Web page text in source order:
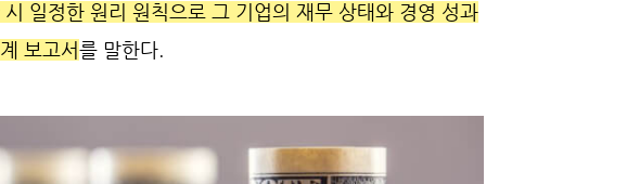
일정한 원리 원칙으로 그 기업의 재무 상태와 경영 성과
보고서를 말한다.